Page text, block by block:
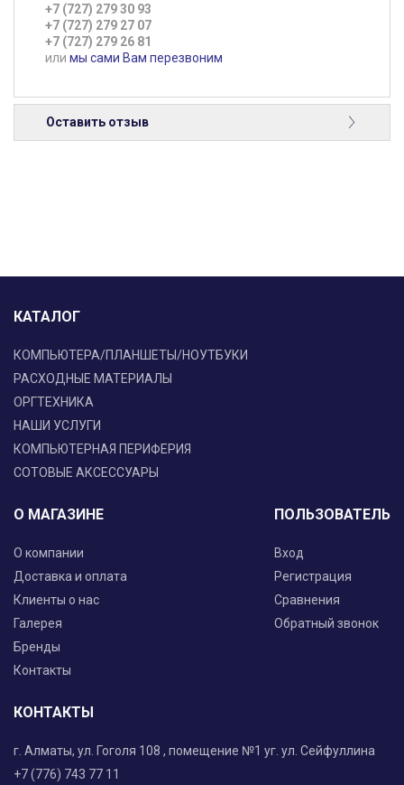
+7 (727) 279 30 93
+7 (727) 279 27 07
+7 (727) 279 26 81
или мы сами Вам перезвоним
Оставить отзыв
КАТАЛОГ
КОМПЬЮТЕРА/ПЛАНШЕТЫ/НОУТБУКИ
РАСХОДНЫЕ МАТЕРИАЛЫ
ОРГТЕХНИКА
НАШИ УСЛУГИ
КОМПЬЮТЕРНАЯ ПЕРИФЕРИЯ
СОТОВЫЕ АКСЕССУАРЫ
О МАГАЗИНЕ
О компании
Доставка и оплата
Клиенты о нас
Галерея
Бренды
Контакты
ПОЛЬЗОВАТЕЛЬ
Вход
Регистрация
Сравнения
Обратный звонок
КОНТАКТЫ
г. Алматы, ул. Гоголя 108 , помещение №1 уг. ул. Сейфуллина
+7 (776) 743 77 11